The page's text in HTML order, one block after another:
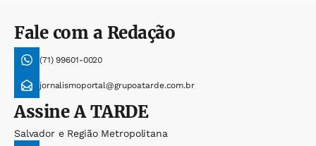
Fale com a Redação
(71) 99601-0020
jornalismoportal@grupoatarde.com.br
AssineA TARDE
Salvador e Região Metropolitana